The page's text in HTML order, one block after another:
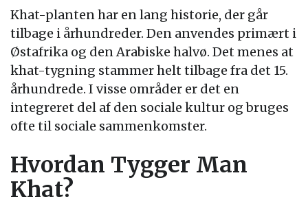
Khat-planten har en lang historie, der går
tilbage i århundreder. Den anvendes primært i
Østafrika og den Arabiske halvø. Det menes at
khat-tygning stammer helt tilbage fra det 15.
århundrede. I visse områder er det en
integreret del af den sociale kultur og bruges
ofte til sociale sammenkomster.
Hvordan Tygger Man
Khat?